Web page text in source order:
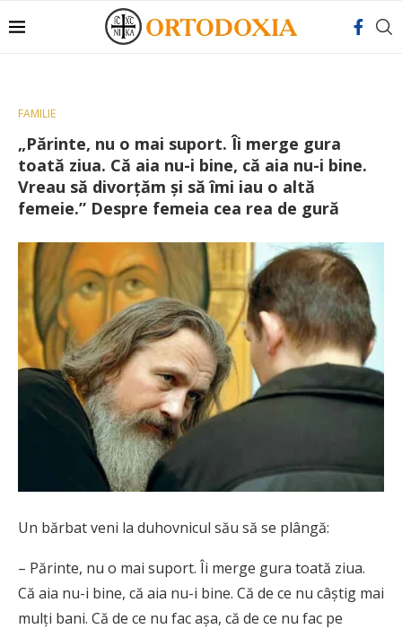
FAMILIE
„Părinte, nu o mai suport. Îi merge gura
toată ziua. Că aia nu-i bine, că aia nu-i bine.
Vreau să divorțăm și să îmi iau o altă
femeie.” Despre femeia cea rea de gură
Un bărbat veni la duhovnicul său să se plângă:
– Părinte, nu o mai suport. Îi merge gura toată ziua.
Că aia nu-i bine, că aia nu-i bine. Că de ce nu câștig mai
mulți bani. Că de ce nu fac așa, că de ce nu fac pe